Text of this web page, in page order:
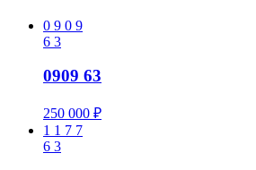
0 9 0 9
6 3
0909 63
250 000 ₽
1 1 7 7
6 3